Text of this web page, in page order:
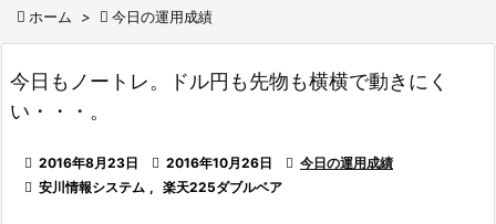
 ホーム >  今日の運用成績
今日もノートレ。ドル円も先物も横横で動きにく
い・・・。
 2016年8月23日  2016年10月26日  今日の運用成績
 安川情報システム , 楽天225ダブルベア